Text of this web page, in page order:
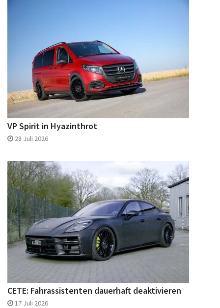
VP Spirit in Hyazinthrot
28 Juli 2026
CETE: Fahrassistenten dauerhaft deaktivieren
17 Juli 2026